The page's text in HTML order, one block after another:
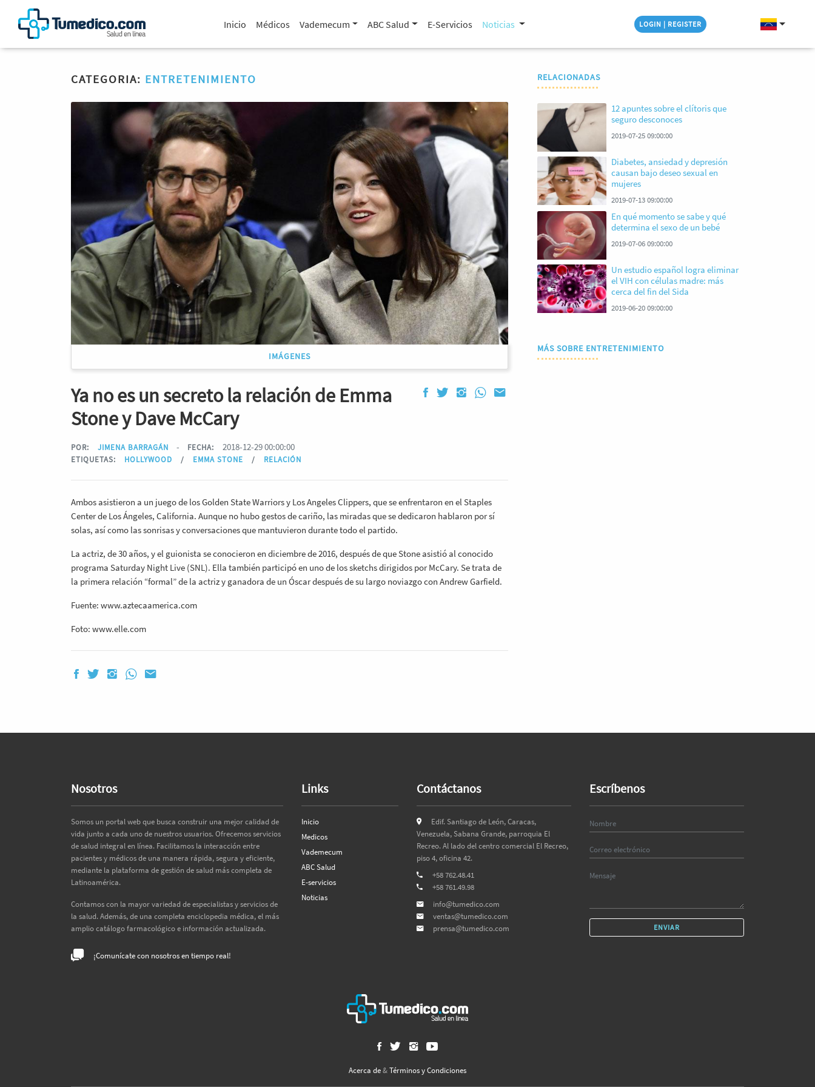
Inicio Médicos Vademecum ABC Salud E-Servicios Noticias LOGIN | REGISTER
CATEGORIA: ENTRETENIMIENTO
IMÁGENES
Ya no es un secreto la relación de Emma
Stone y Dave McCary
POR: JIMENA BARRAGÁN - FECHA: 2018-12-29 00:00:00
ETIQUETAS: HOLLYWOOD / EMMA STONE / RELACIÓN
Ambos asistieron a un juego de los Golden State Warriors y Los Angeles Clippers, que se enfrentaron en el Staples
Center de Los Ángeles, California. Aunque no hubo gestos de cariño, las miradas que se dedicaron hablaron por sí
solas, así como las sonrisas y conversaciones que mantuvieron durante todo el partido.
La actriz, de 30 años, y el guionista se conocieron en diciembre de 2016, después de que Stone asistió al conocido
programa Saturday Night Live (SNL). Ella también participó en uno de los sketchs dirigidos por McCary. Se trata de
la primera relación “formal” de la actriz y ganadora de un Óscar después de su largo noviazgo con Andrew Garfield.
Fuente: www.aztecaamerica.com
Foto: www.elle.com
RELACIONADAS
12 apuntes sobre el clítoris que
seguro desconoces
2019-07-25 09:00:00
Diabetes, ansiedad y depresión
causan bajo deseo sexual en
mujeres
2019-07-13 09:00:00
En qué momento se sabe y qué
determina el sexo de un bebé
2019-07-06 09:00:00
Un estudio español logra eliminar
el VIH con células madre: más
cerca del fin del Sida
2019-06-20 09:00:00
MÁS SOBRE ENTRETENIMIENTO
Nosotros
Somos un portal web que busca construir una mejor calidad de
vida junto a cada uno de nuestros usuarios. Ofrecemos servicios
de salud integral en línea. Facilitamos la interacción entre
pacientes y médicos de una manera rápida, segura y eficiente,
mediante la plataforma de gestión de salud más completa de
Latinoamérica.
Contamos con la mayor variedad de especialistas y servicios de
la salud. Además, de una completa enciclopedia médica, el más
amplio catálogo farmacológico e información actualizada.
¡Comunícate con nosotros en tiempo real!
Links
Inicio
Medicos
Vademecum
ABC Salud
E-servicios
Noticias
Contáctanos
Edif. Santiago de León, Caracas,
Venezuela, Sabana Grande, parroquia El
Recreo. Al lado del centro comercial El Recreo,
piso 4, oficina 42.
+58 762.48.41
+58 761.49.98
info@tumedico.com
ventas@tumedico.com
prensa@tumedico.com
Escríbenos
ENVIAR
Acerca de&Términos y Condiciones